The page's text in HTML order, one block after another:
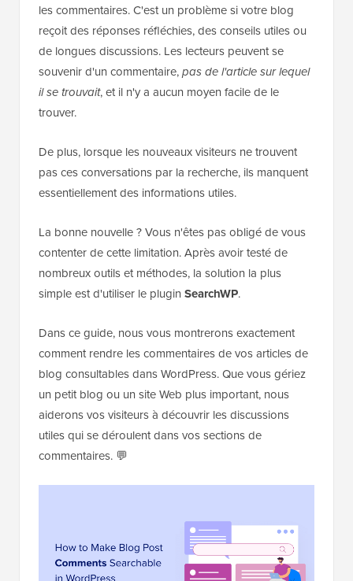
les commentaires. C'est un problème si votre blog
reçoit des réponses réfléchies, des conseils utiles ou
de longues discussions. Les lecteurs peuvent se
souvenir d'un commentaire,pas de l'article sur lequel
il se trouvait, et il n'y a aucun moyen facile de le
trouver.
De plus, lorsque les nouveaux visiteurs ne trouvent
pas ces conversations par la recherche, ils manquent
essentiellement des informations utiles.
La bonne nouvelle ? Vous n'êtes pas obligé de vous
contenter de cette limitation. Après avoir testé de
nombreux outils et méthodes, la solution la plus
simple est d'utiliser le plugin SearchWP.
Dans ce guide, nous vous montrerons exactement
comment rendre les commentaires de vos articles de
blog consultables dans WordPress. Que vous gériez
un petit blog ou un site Web plus important, nous
aiderons vos visiteurs à découvrir les discussions
utiles qui se déroulent dans vos sections de
commentaires. 💬